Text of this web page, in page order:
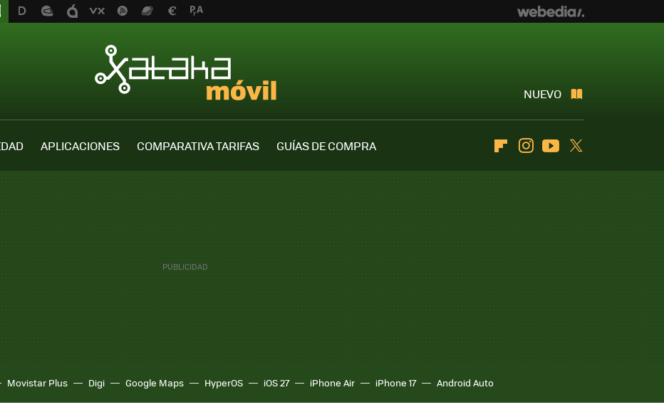
NUEVO
APLICACIONES COMPARATIVA TARIFAS
GUÍAS DE COMPRA
FlipboardInstagramYoutube
Movistar Plus Digi Google Maps HyperOS iOS 27 iPhone Air iPhone 17 Android Auto